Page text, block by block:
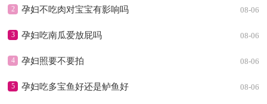
2 08-06
孕妇不吃肉对宝宝有影响吗
3 08-06
孕妇吃南瓜爱放屁吗
4 08-06
孕妇照要不要拍
5 08-06
孕妇吃多宝鱼好还是鲈鱼好